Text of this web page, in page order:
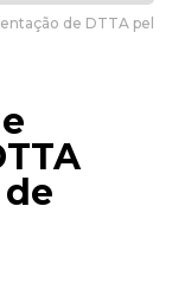
de DTTA